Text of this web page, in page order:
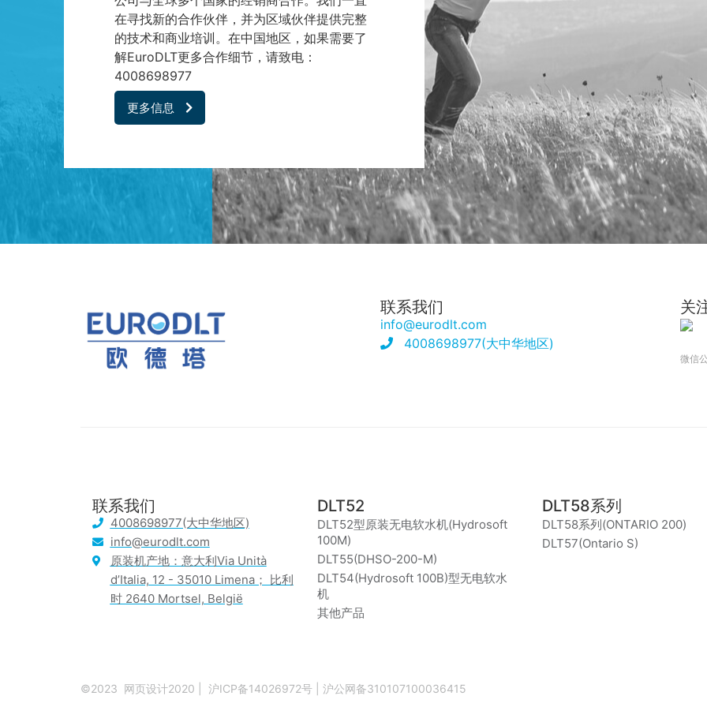
在寻找新的合作伙伴，并为区域伙伴提供完整
的技术和商业培训。在中国地区，如果需要了
解EuroDLT更多合作细节，请致电：
4008698977
更多信息
联系我们
info@eurodlt.com
4008698977(大中华地区)
关
微信
联系我们
4008698977(大中华地区)
info@eurodlt.com
原装机产地：意大利Via Unità
d’Italia, 12 - 35010 Limena； 比利
时 2640 Mortsel, België
DLT52
DLT52型原装无电软水机(Hydrosoft
100M)
DLT55(DHSO-200-M)
DLT54(Hydrosoft 100B)型无电软水
机
其他产品
DLT58系列
DLT58系列(ONTARIO 200)
DLT57(Ontario S)
©2023 网页设计2020 沪ICP备14026972号 沪公网备310107100036415